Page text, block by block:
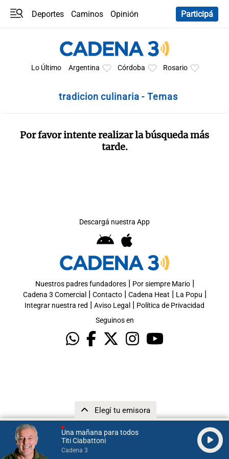
Una mañana para todos
Titi Ciabattoni
Cadena 3
Elegí tu emisora
Deportes Caminos
Opinión
Participá
Lo Último Argentina Córdoba Rosario
tradicion culinaria - Temas
Por favor intente realizar la búsqueda más
tarde.
Descargá nuestra App
Nuestros padres fundadores| Por siempre Mario|
Cadena 3 Comercial | Contacto| Cadena Heat | La Popu |
Integrar nuestra red | Aviso Legal | Política de Privacidad
Seguinos en